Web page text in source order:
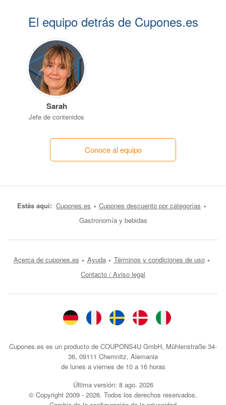
El equipo detrás de Cupones.es
Sarah
Jefe de contenidos
Conoce al equipo
Estás aquí: Cupones.es
Cupones descuento por categorías
Gastronomía y bebidas
Acerca de cupones.es Ayuda
Términos y condiciones de uso
Contacto / Aviso legal
Cupones.es es un producto de COUPONS4U GmbH, Mühlenstraße 34-
36, 09111 Chemnitz, Alemania
de lunes a viernes de 10 a 16 horas
Última versión: 8 ago. 2026
© Copyright 2009 - 2026. Todos los derechos reservados.